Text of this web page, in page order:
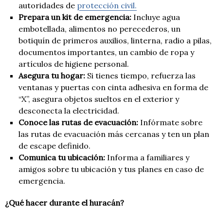
autoridades de protección civil.
Prepara un kit de emergencia: Incluye agua
embotellada, alimentos no perecederos, un
botiquín de primeros auxilios, linterna, radio a pilas,
documentos importantes, un cambio de ropa y
artículos de higiene personal.
Asegura tu hogar: Si tienes tiempo, refuerza las
ventanas y puertas con cinta adhesiva en forma de
“X”, asegura objetos sueltos en el exterior y
desconecta la electricidad.
Conoce las rutas de evacuación: Infórmate sobre
las rutas de evacuación más cercanas y ten un plan
de escape definido.
Comunica tu ubicación: Informa a familiares y
amigos sobre tu ubicación y tus planes en caso de
emergencia.
¿Qué hacer durante el huracán?